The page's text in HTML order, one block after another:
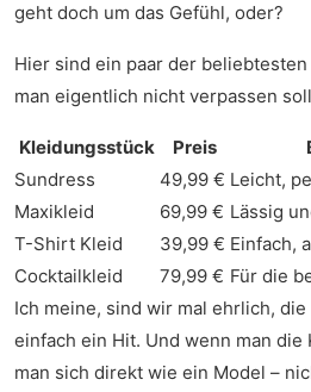
geht doch um das Gefühl, oder?
Hier sind ein paar der beliebtesten
man eigentlich nicht verpassen
Kleidungsstück Preis
Sundress
49,99 € Leicht,
Maxikleid
69,99 € Lässig
T-Shirt Kleid
39,99 € Einfach,
Cocktailkleid
79,99 € Für die
Ich meine, sind wir mal ehrlich, die
einfach ein Hit. Und wenn man
man sich direkt wie ein Model –